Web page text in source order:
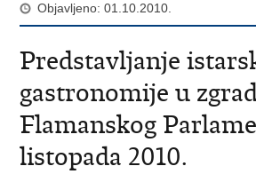
Objavljeno: 01.10.2010.
Predstavljanje
gastronomije u
Flamanskog
listopada 2010.